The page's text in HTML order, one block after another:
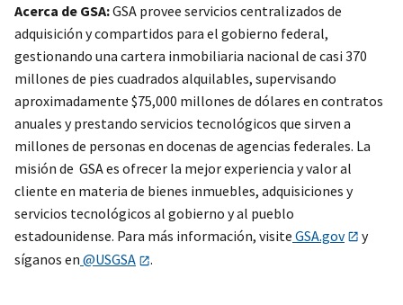
Acerca de GSA:GSA provee servicios centralizados de
adquisición y compartidos para el gobierno federal,
gestionando una cartera inmobiliaria nacional de casi 370
millones de pies cuadrados alquilables, supervisando
aproximadamente $75,000 millones de dólares en contratos
anuales y prestando servicios tecnológicos que sirven a
millones de personas en docenas de agencias federales. La
misión de GSA es ofrecer la mejor experiencia y valor al
cliente en materia de bienes inmuebles, adquisiciones y
servicios tecnológicos al gobierno y al pueblo
estadounidense. Para más información, visite GSA.gov
y
síganos en @USGSA .